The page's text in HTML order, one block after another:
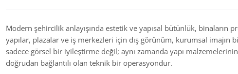
Modern şehircilik anlayışında estetik ve yapısal bütünlük, binaların
yapılar, plazalar ve iş merkezleri için dış görünüm, kurumsal imajın
sadece görsel bir iyileştirme değil; aynı zamanda yapı
doğrudan bağlantılı olan teknik bir operasyondur.